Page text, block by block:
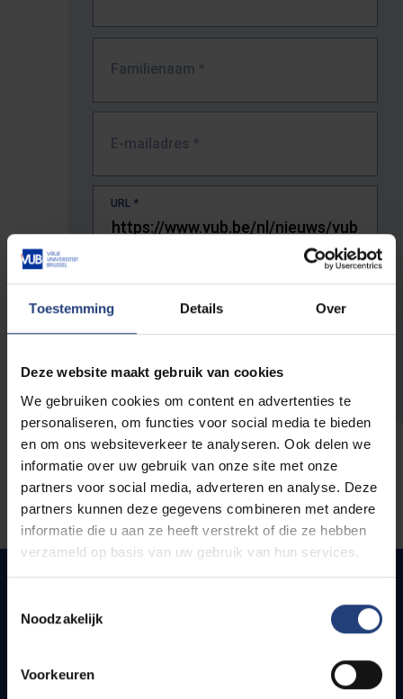
Toestemming Details Over
Deze website maakt gebruik van cookies
We gebruiken cookies om content en advertenties te
personaliseren, om functies voor social media te bieden
en om ons websiteverkeer te analyseren. Ook delen we
informatie over uw gebruik van onze site met onze
partners voor social media, adverteren en analyse. Deze
partners kunnen deze gegevens combineren met andere
informatie die u aan ze heeft verstrekt of die ze hebben
verzameld op basis van uw gebruik van hun services.
Noodzakelijk
Voorkeuren
Familienaam *
E-mailadres *
URL *
De volledige URL van de pagina waar je de fout zag.
Snel naar